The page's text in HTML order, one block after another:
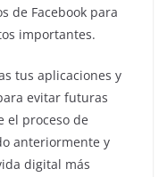
de Facebook para
importantes.
tus aplicaciones y
evitar futuras
el proceso de
anteriormente y
digital más